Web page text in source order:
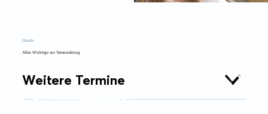
Details
Alles Wichtige zur Veranstaltung
Weitere Termine